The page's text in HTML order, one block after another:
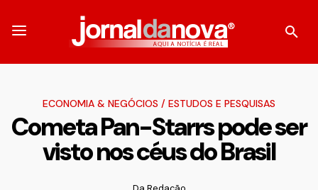
ECONOMIA & NEGÓCIOS / ESTUDOS E PESQUISAS
Cometa Pan-Starrs pode ser
visto nos céus do Brasil